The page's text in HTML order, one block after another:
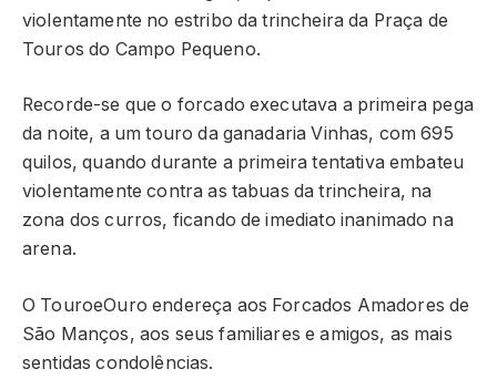
violentamente no estribo da trincheira da Praça de
Touros do Campo Pequeno.
Recorde-se que o forcado executava a primeira pega
da noite, a um touro da ganadaria Vinhas, com 695
quilos, quando durante a primeira tentativa embateu
violentamente contra as tabuas da trincheira, na
zona dos curros, ficando de imediato inanimado na
arena.
O TouroeOuro endereça aos Forcados Amadores de
São Manços, aos seus familiares e amigos, as mais
sentidas condolências.